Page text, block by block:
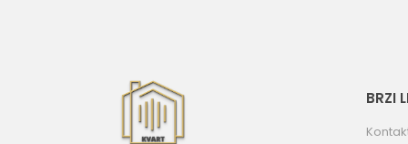
BRZI